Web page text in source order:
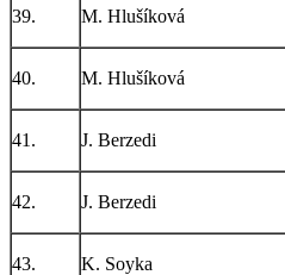
39. M. Hlušíková
40. M. Hlušíková
41. J. Berzedi
42. J. Berzedi
43. K. Soyka